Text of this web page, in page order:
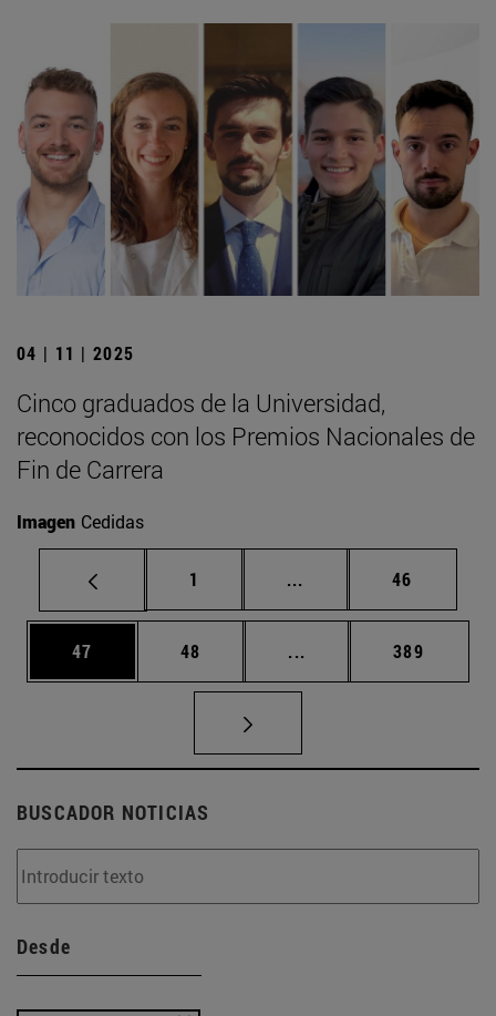
04 | 11 | 2025
Cinco graduados de la Universidad,
reconocidos con los Premios Nacionales de
Fin de Carrera
Imagen Cedidas
Página
1 ... Páginas intermedias
Página
46
Página
47 Página
48 ... Páginas intermedias
Página
389
BUSCADOR NOTICIAS
Desde